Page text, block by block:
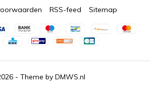
- Theme by DMWS.nl
RSS-feed Sitemap